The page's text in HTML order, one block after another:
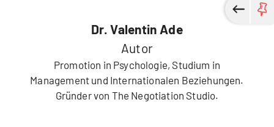
Dr. Valentin Ade
Autor
Promotion in Psychologie, Studium in
Management und Internationalen Beziehungen.
Gründer von The Negotiation Studio.